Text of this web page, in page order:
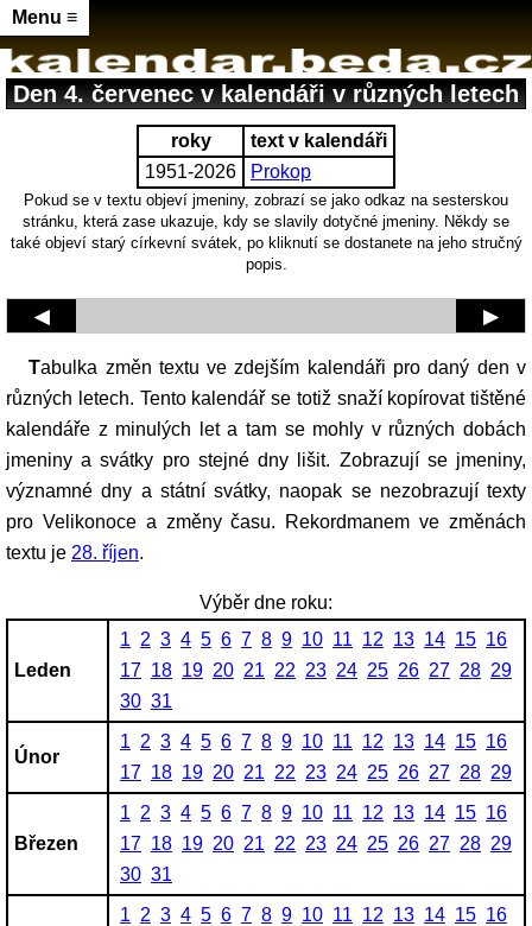
Menu ≡
Den 4. červenec v kalendáři v různých letech
roky
text v kalendáři
1951-2026
Prokop
Pokud se v textu objeví jmeniny, zobrazí se jako odkaz na sesterskou
stránku, která zase ukazuje, kdy se slavily dotyčné jmeniny. Někdy se
také objeví starý církevní svátek, po kliknutí se dostanete na jeho stručný
popis.
◀ ▶
Tabulka změn textu ve zdejším kalendáři pro daný den v
různých letech. Tento kalendář se totiž snaží kopírovat tištěné
kalendáře z minulých let a tam se mohly v různých dobách
jmeniny a svátky pro stejné dny lišit. Zobrazují se jmeniny,
významné dny a státní svátky, naopak se nezobrazují texty
pro Velikonoce a změny času. Rekordmanem ve změnách
textu je 28. říjen.
Výběr dne roku:
Leden
1 2 3 4 5 6 7 8 9 10 11 12 13 14 15 16
17 18 19 20 21 22 23 24 25 26 27 28 29
30 31
Únor
1 2 3 4 5 6 7 8 9 10 11 12 13 14 15 16
17 18 19 20 21 22 23 24 25 26 27 28 29
Březen
1 2 3 4 5 6 7 8 9 10 11 12 13 14 15 16
17 18 19 20 21 22 23 24 25 26 27 28 29
30 31
1 2 3 4 5 6 7 8 9 10 11 12 13 14 15 16